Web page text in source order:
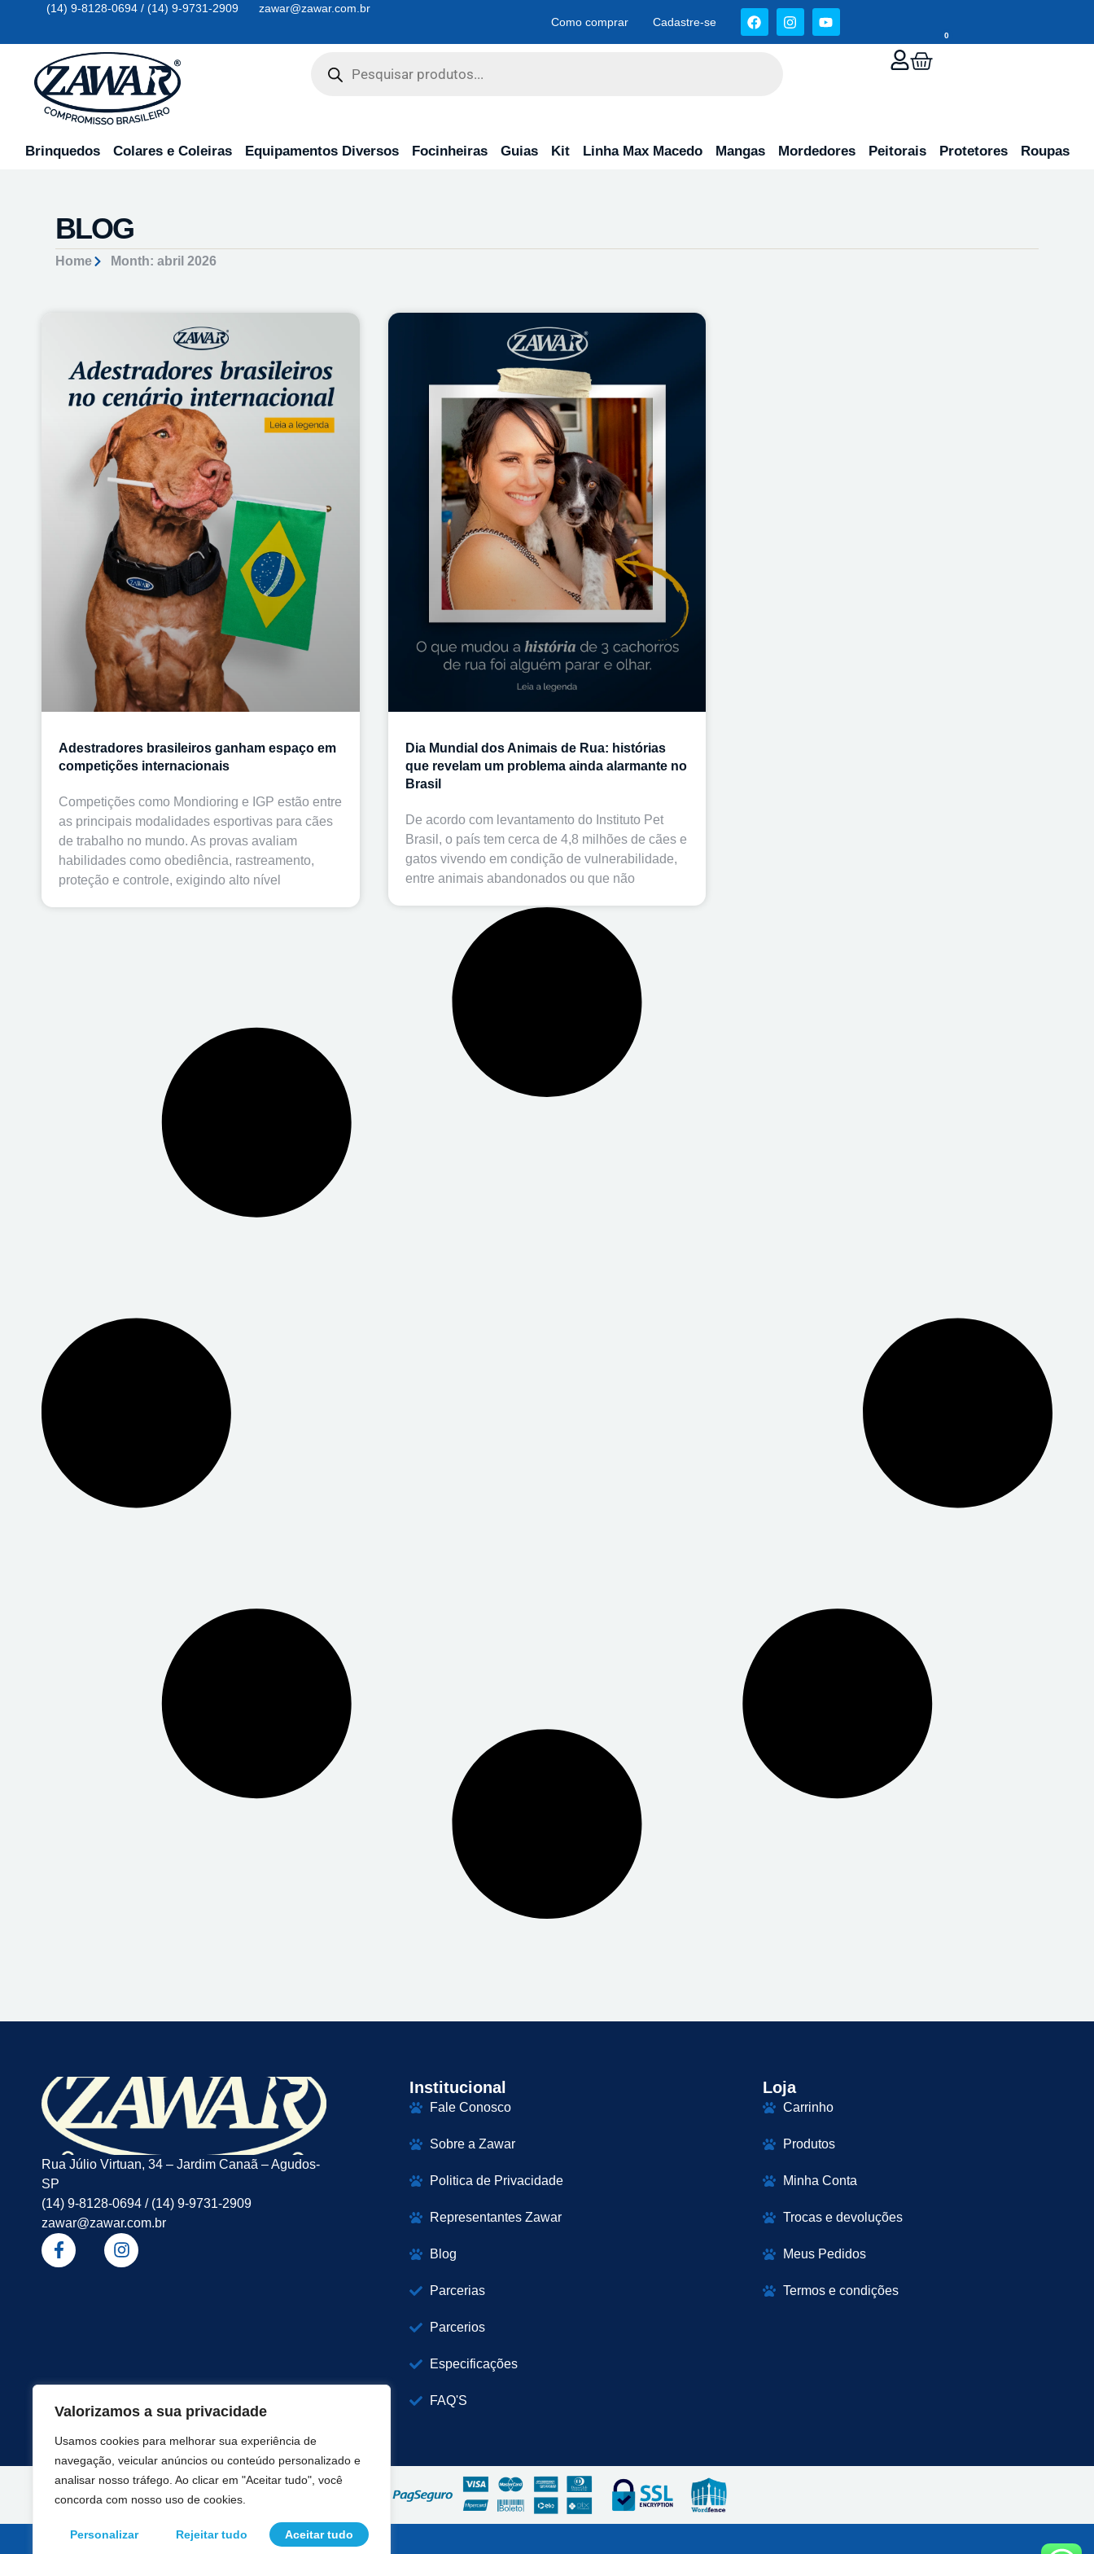
Valorizamos a sua privacidade
Usamos cookies para melhorar sua experiência de
navegação, veicular anúncios ou conteúdo personalizado e
analisar nosso tráfego. Ao clicar em "Aceitar tudo", você
concorda com nosso uso de cookies.
Personalizar Rejeitar tudo Aceitar tudo
(14) 9-8128-0694 / (14) 9-9731-2909
zawar@zawar.com.br
Como comprar
Cadastre-se
0
Brinquedos Colares e Coleiras Equipamentos Diversos Focinheiras Guias Kit Linha Max Macedo Mangas Mordedores Peitorais Protetores Roupas
BLOG
Home Month: abril 2026
Adestradores brasileiros ganham espaço em
competições internacionais
Competições como Mondioring e IGP estão entre
as principais modalidades esportivas para cães
de trabalho no mundo. As provas avaliam
habilidades como obediência, rastreamento,
proteção e controle, exigindo alto nível
Dia Mundial dos Animais de Rua: histórias
que revelam um problema ainda alarmante no
Brasil
De acordo com levantamento do Instituto Pet
Brasil, o país tem cerca de 4,8 milhões de cães e
gatos vivendo em condição de vulnerabilidade,
entre animais abandonados ou que não
Rua Júlio Virtuan, 34 – Jardim Canaã – Agudos-
SP
(14) 9-8128-0694 / (14) 9-9731-2909
zawar@zawar.com.br
Institucional
Fale Conosco
Sobre a Zawar
Politica de Privacidade
Representantes Zawar
Blog
Parcerias
Parcerios
Especificações
FAQ'S
Loja
Carrinho
Produtos
Minha Conta
Trocas e devoluções
Meus Pedidos
Termos e condições